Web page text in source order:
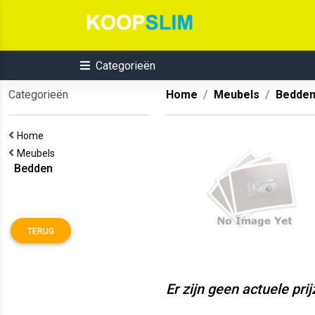
Categorieën
Categorieën
Home
Meubels
Bedden
TERUG
Home Meubels Bedden
Er zijn geen actuele